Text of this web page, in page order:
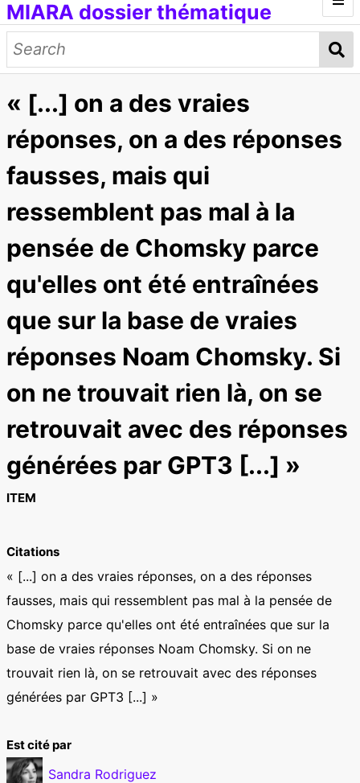
MIARA dossier thématique
Introduction
Œuvres et documents
Modèles d'IA
Données d'entraînement
Concepts
Petit lexique
[ITMAI] Journée d'étude et ateliers
« [...] on a des vraies
réponses, on a des réponses
fausses, mais qui
ressemblent pas mal à la
pensée de Chomsky parce
qu'elles ont été entraînées
que sur la base de vraies
réponses Noam Chomsky. Si
on ne trouvait rien là, on se
retrouvait avec des réponses
générées par GPT3 [...] »
ITEM
Citations
« [...] on a des vraies réponses, on a des réponses
fausses, mais qui ressemblent pas mal à la pensée de
Chomsky parce qu'elles ont été entraînées que sur la
base de vraies réponses Noam Chomsky. Si on ne
trouvait rien là, on se retrouvait avec des réponses
générées par GPT3 [...] »
Est cité par
Sandra Rodriguez